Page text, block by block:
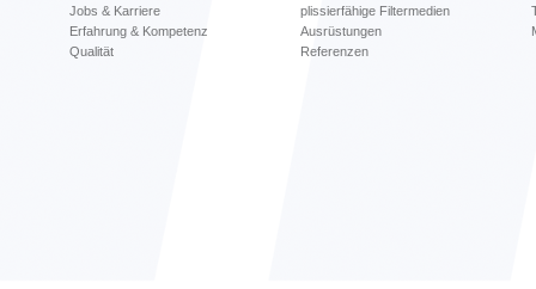
Jobs & Karriere
Erfahrung & Kompetenz
Qualität
plissierfähige Filtermedien
Ausrüstungen
Referenzen